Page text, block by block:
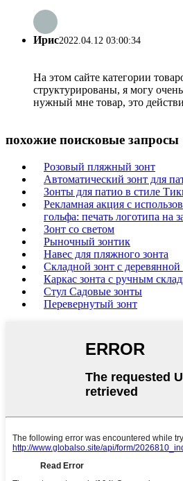
Ирис2022.04.12 03:00:34
На этом сайте категории
структурированы, я могу
нужный мне товар, это
похожие поисковые запросы
Розовый пляжный зонт
Автоматический зонт для
Зонты для патио в стиле
Рекламная акция с
гольфа: печать логотипа на
Зонт со светом
Рыночный зонтик
Навес для пляжного зонта
Складной зонт с деревянной
Каркас зонта с ручным
Стул Садовые зонты
Перевернутый зонт